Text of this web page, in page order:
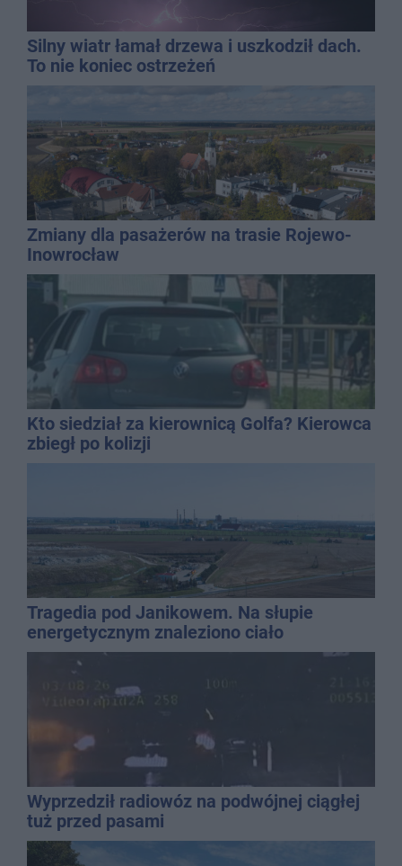
Silny wiatr łamał drzewa i uszkodził dach.
To nie koniec ostrzeżeń
Zmiany dla pasażerów na trasie Rojewo-
Inowrocław
Kto siedział za kierownicą Golfa? Kierowca
zbiegł po kolizji
Tragedia pod Janikowem. Na słupie
energetycznym znaleziono ciało
mężczyzny
Wyprzedził radiowóz na podwójnej ciągłej
tuż przed pasami